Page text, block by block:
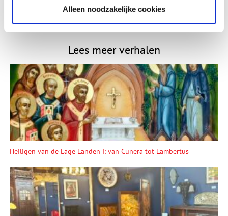
Alleen noodzakelijke cookies
Lees meer verhalen
Heiligen van de Lage Landen I: van Cunera tot Lambertus